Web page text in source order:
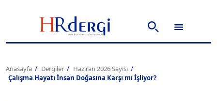
Anasayfa Dergiler
Haziran 2026 Sayısı
Çalışma Hayatı İnsan Doğasına Karşı mı İşliyor?